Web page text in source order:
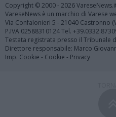
Copyright © 2000 - 2026
VareseNews è un marchio di Varese
Via Confalonieri 5 - 21040 Castronno
P.IVA 02588310124 Tel.
Testata registrata presso il Tribunale
Direttore responsabile: Marco
Imp. Cookie - Cookie - Privacy